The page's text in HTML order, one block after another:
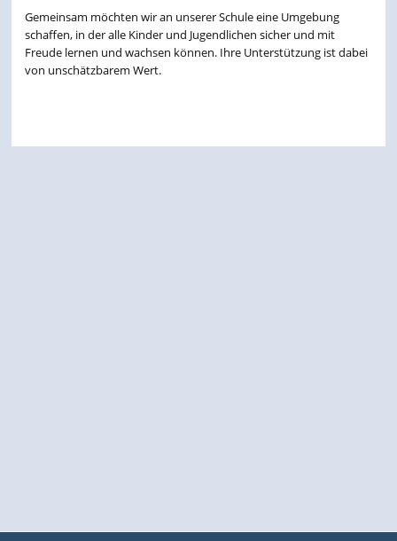
Gemeinsam möchten wir an unserer Schule eine Umgebung
schaffen, in der alle Kinder und Jugendlichen sicher und mit
Freude lernen und wachsen können. Ihre Unterstützung ist dabei
von unschätzbarem Wert.